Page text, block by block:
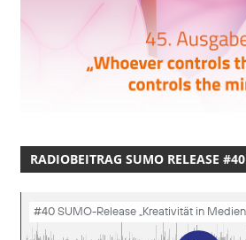
RADIOBEITRAG SUMO RELEASE #40